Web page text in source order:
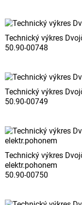
Technický výkres
50.90-00748
Technický výkres
50.90-00749
Technický výkres
elektr.pohonem
50.90-00750